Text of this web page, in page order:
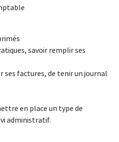
savoir remplir ses
ses factures, de tenir un journal
en place un type de
administratif.